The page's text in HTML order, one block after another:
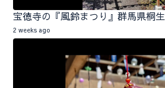
宝徳寺の『風鈴まつり』群馬県桐
2 weeks ago